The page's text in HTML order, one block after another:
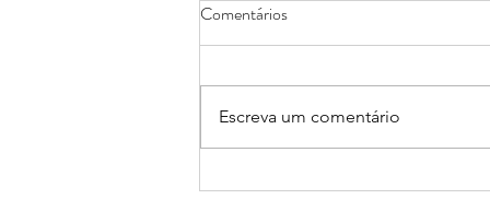
EBPOL encerrada de 10/8 a 14/8
Comentários
Escreva um comentário